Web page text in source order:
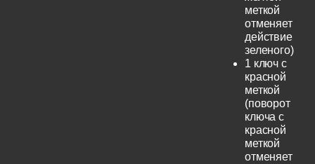
меткой
отменяет
действие
зеленого)
1 ключ с
красной
меткой
(поворот
ключа с
красной
меткой
отменяет